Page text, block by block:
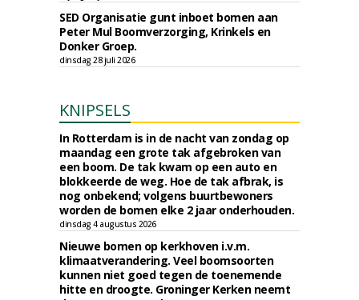
SED Organisatie gunt inboet bomen aan
Peter Mul Boomverzorging, Krinkels en
Donker Groep.
dinsdag 28 juli 2026
KNIPSELS
In Rotterdam is in de nacht van zondag op
maandag een grote tak afgebroken van
een boom. De tak kwam op een auto en
blokkeerde de weg. Hoe de tak afbrak, is
nog onbekend; volgens buurtbewoners
worden de bomen elke 2 jaar onderhouden.
dinsdag 4 augustus 2026
Nieuwe bomen op kerkhoven i.v.m.
klimaatverandering. Veel boomsoorten
kunnen niet goed tegen de toenemende
hitte en droogte. Groninger Kerken neemt